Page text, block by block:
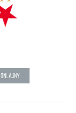
ONLAJNY